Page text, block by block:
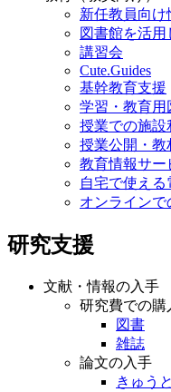
新任教員向け
図書館を活
講習会
Cute.Guides
基幹教育支援
学習・教育用
授業での施設
授業公開・教
教育情報サー
自宅で使え
オンラインで
研究支援
文献・情報の入手
研究費での購
図書
雑誌
論文の入手
きゅう